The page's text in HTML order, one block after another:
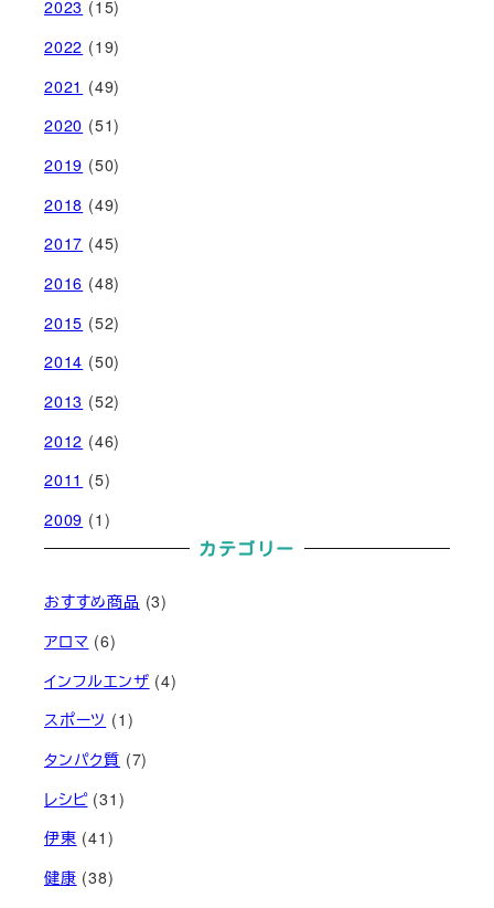
2023 (15)
2022 (19)
2021 (49)
2020 (51)
2019 (50)
2018 (49)
2017 (45)
2016 (48)
2015 (52)
2014 (50)
2013 (52)
2012 (46)
2011 (5)
2009 (1)
カテゴリー
おすすめ商品 (3)
アロマ (6)
インフルエンザ (4)
スポーツ (1)
タンパク質 (7)
レシピ(31)
伊東 (41)
健康 (38)